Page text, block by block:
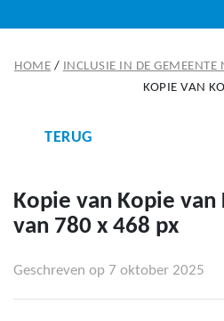
HOME / INCLUSIE IN DE GEMEENTE
KOPIE VAN
TERUG
Kopie van Kopie
van 780 x 468 px
Geschreven op 7 oktober 2025